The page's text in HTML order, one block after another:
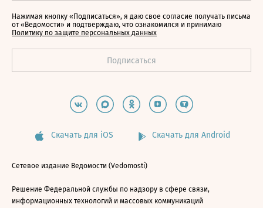
Нажимая кнопку «Подписаться», я даю свое согласие получать письма
от «Ведомости» и подтверждаю, что ознакомился и принимаю
Политику по защите персональных данных
Скачать для iOS Скачать для Android
Сетевое издание Ведомости (Vedomosti)
Решение Федеральной службы по надзору в сфере связи,
информационных технологий и массовых коммуникаций